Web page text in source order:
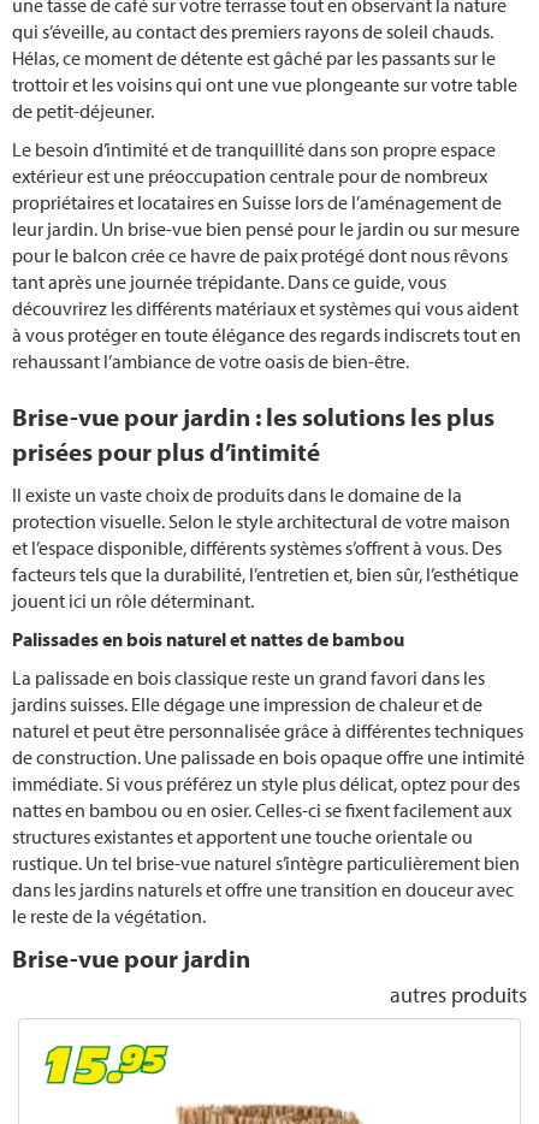
une tasse de café sur votre terrasse tout en observant la nature
qui s’éveille, au contact des premiers rayons de soleil chauds.
Hélas, ce moment de détente est gâché par les passants sur le
trottoir et les voisins qui ont une vue plongeante sur votre table
de petit-déjeuner.
Le besoin d’intimité et de tranquillité dans son propre espace
extérieur est une préoccupation centrale pour de nombreux
propriétaires et locataires en Suisse lors de l’aménagement de
leur jardin. Un brise-vue bien pensé pour le jardin ou sur mesure
pour le balcon crée ce havre de paix protégé dont nous rêvons
tant après une journée trépidante. Dans ce guide, vous
découvrirez les différents matériaux et systèmes qui vous aident
à vous protéger en toute élégance des regards indiscrets tout en
rehaussant l’ambiance de votre oasis de bien-être.
Brise-vue pour jardin : les solutions les plus
prisées pour plus d’intimité
Il existe un vaste choix de produits dans le domaine de la
protection visuelle. Selon le style architectural de votre maison
et l’espace disponible, différents systèmes s’offrent à vous. Des
facteurs tels que la durabilité, l’entretien et, bien sûr, l’esthétique
jouent ici un rôle déterminant.
Palissades en bois naturel et nattes de bambou
La palissade en bois classique reste un grand favori dans les
jardins suisses. Elle dégage une impression de chaleur et de
naturel et peut être personnalisée grâce à différentes techniques
de construction. Une palissade en bois opaque offre une intimité
immédiate. Si vous préférez un style plus délicat, optez pour des
nattes en bambou ou en osier. Celles-ci se fixent facilement aux
structures existantes et apportent une touche orientale ou
rustique. Un tel brise-vue naturel s’intègre particulièrement bien
dans les jardins naturels et offre une transition en douceur avec
le reste de la végétation.
Brise-vue pour jardin
autres produits
Mobilier de jardin
Jeux d’extérieur pour les enfants
Allée de jardin
Clôture de jardin
Graines potagères
Geraniums
Planter des concombres
Tailler une haie
Planter des myrtilles
Taille des framboisiers
Plate-bande
Tailler les hortensias
Jardin d‘automne
Idées pour le balcon
Broyage
Jeunes Plants
Planter des pommes de terre